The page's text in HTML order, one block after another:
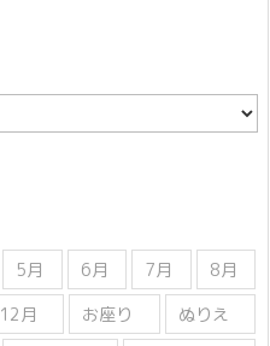
5月 6月 7月
8月
12月 お座り
ぬりえ